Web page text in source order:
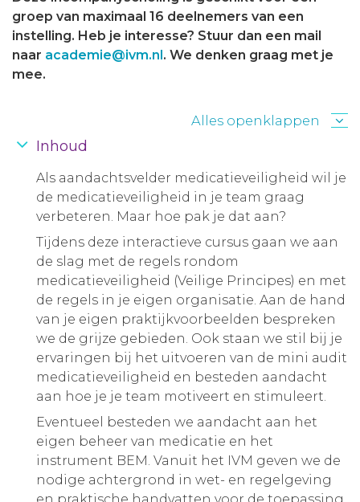
groep van maximaal 16 deelnemers van een
instelling. Heb je interesse? Stuur dan een mail
naar academie@ivm.nl. We denken graag met je
mee.
Alles openklappen
Inhoud
Als aandachtsvelder medicatieveiligheid wil je
de medicatieveiligheid in je team graag
verbeteren. Maar hoe pak je dat aan?
Tijdens deze interactieve cursus gaan we aan
de slag met de regels rondom
medicatieveiligheid (Veilige Principes) en met
de regels in je eigen organisatie. Aan de hand
van je eigen praktijkvoorbeelden bespreken
we de grijze gebieden. Ook staan we stil bij je
ervaringen bij het uitvoeren van de mini audit
medicatieveiligheid en besteden aandacht
aan hoe je je team motiveert en stimuleert.
Eventueel besteden we aandacht aan het
eigen beheer van medicatie en het
instrument BEM. Vanuit het IVM geven we de
nodige achtergrond in wet- en regelgeving